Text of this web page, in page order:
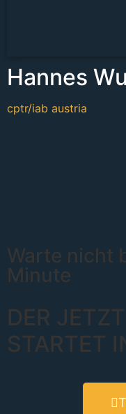
Hannes
cptr/iab austria
Warte nicht
Minute
DER
STARTET